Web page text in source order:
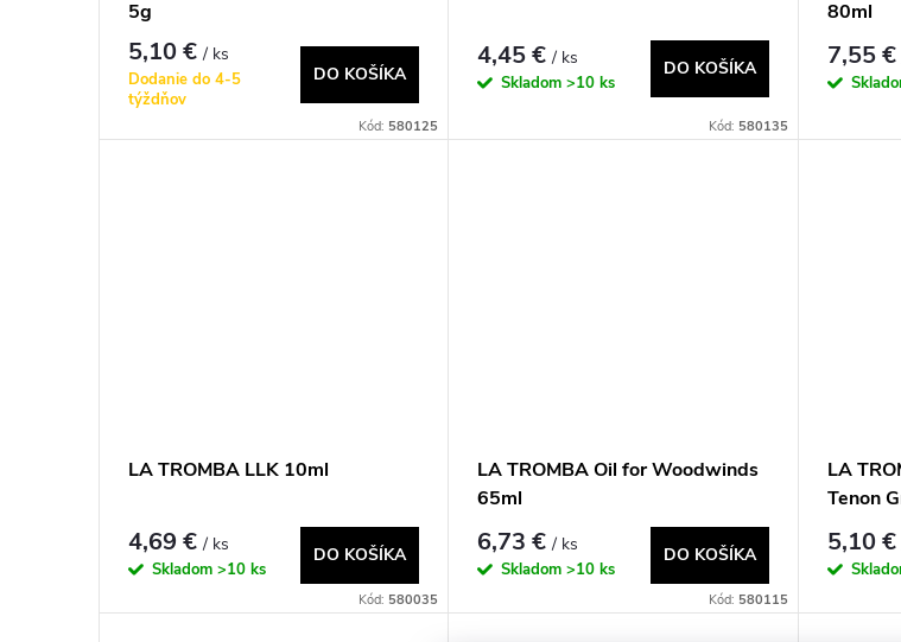
d
d
5g
5,10 €/ ks
Dodanie do 4-5
týždňov
DO KOŠÍKA
Kód: 580125
4,45 €/ ks
Skladom>10 ks
DO KOŠÍKA
Kód: 580135
80ml
7,55 €
LA TROMBA LLK 10ml
4,69 €/ ks
Skladom >10 ks
DO KOŠÍKA
Kód: 580035
LA TROMBA Oil for Woodwinds
65ml
6,73 €/ ks
Skladom>10 ks
DO KOŠÍKA
Kód: 580115
LA
Tenon
5,10 €